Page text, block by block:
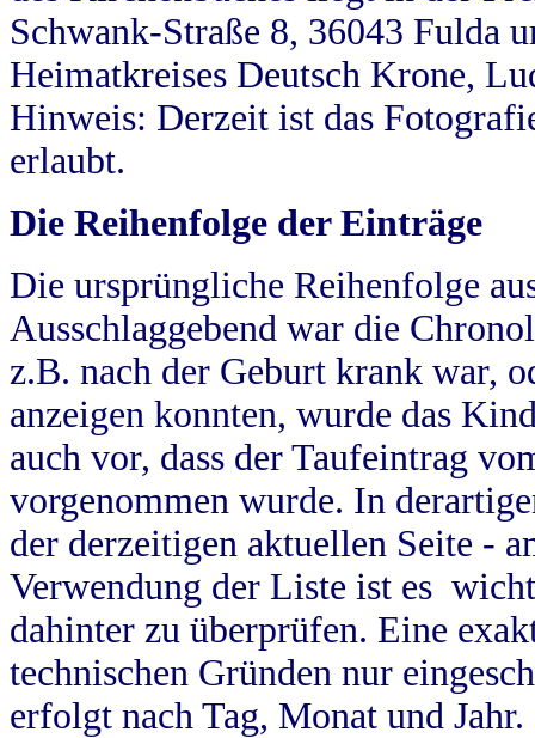
Schwank-Straße 8, 36043 Fulda
Heimatkreises Deutsch Krone,
Hinweis: Derzeit ist das
erlaubt.
Die Reihenfolge der Einträge
Die ursprüngliche Reihenfolge
Ausschlaggebend war die
z.B. nach der Geburt krank war,
anzeigen konnten, wurde das
auch vor, dass der Taufeintrag
vorgenommen wurde. In
der derzeitigen aktuellen Seite -
Verwendung der Liste ist es
dahinter zu überprüfen. Eine
technischen Gründen nur
erfolgt nach Tag, Monat und Jahr.